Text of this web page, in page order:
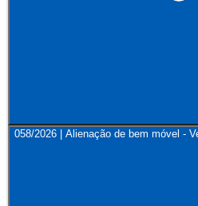
058/2026 | Alienação de bem móvel -